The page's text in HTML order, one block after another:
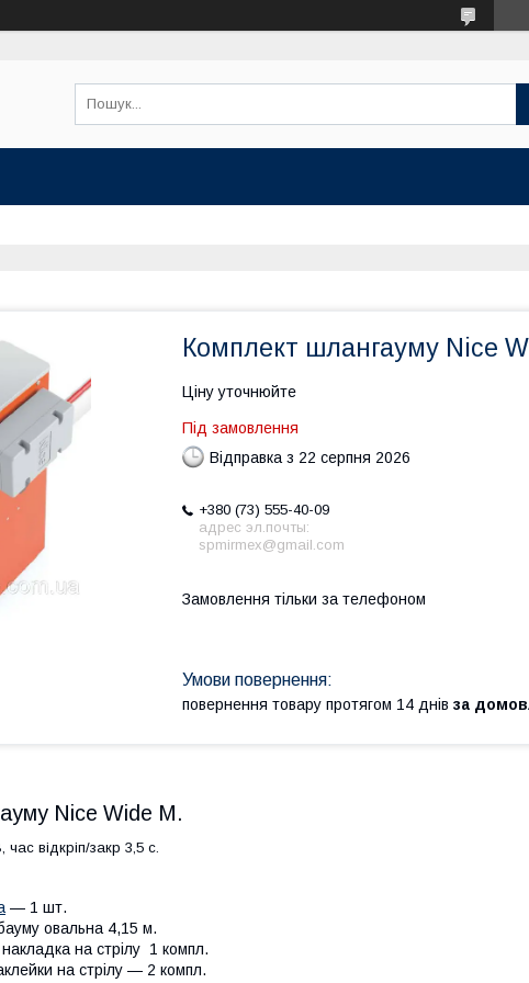
Комплект шлангауму Nice
Ціну уточнюйте
Під замовлення
Відправка з 22 серпня 2026
+380 (73) 555-40-09
адрес эл.почты:
spmirmex@gmail.com
Замовлення тільки за телефоном
повернення товару протягом 14 днів за
Nice Wide M.
відкріп/закр 3,5 с.
— 1 шт.
овальна 4,15 м.
на стрілу 1 компл.
на стрілу — 2 компл.